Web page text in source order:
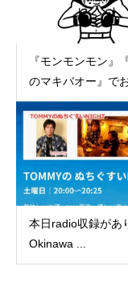
『モンモンモン』
のマキバオー』で
本日radio収録があ
Okinawa ...